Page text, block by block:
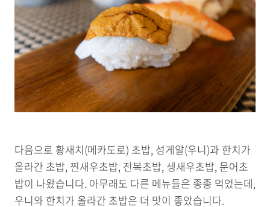
다음으로 황새치(메카도로) 초밥, 성게알(우니)과 한치가
올라간 초밥, 찐새우초밥, 전복초밥, 생새우초밥, 문어초
밥이 나왔습니다. 아무래도 다른 메뉴들은 종종 먹었는데,
우니와 한치가 올라간 초밥은 더 맛이 좋았습니다.